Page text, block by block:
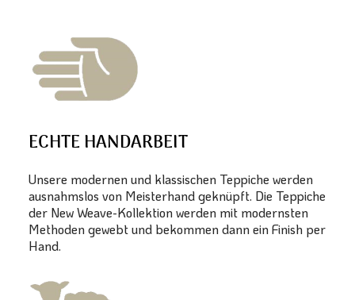
ECHTE HANDARBEIT
Unsere modernen und klassischen Teppiche werden
ausnahmslos von Meisterhand geknüpft. Die Teppiche
der New Weave-Kollektion werden mit modernsten
Methoden gewebt und bekommen dann ein Finish per
Hand.